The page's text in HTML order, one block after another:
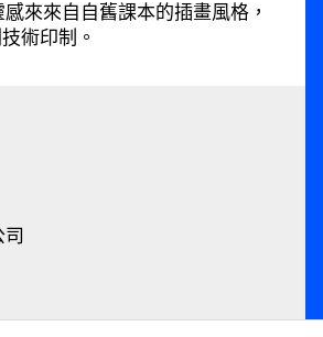
來來⾃自舊課本的插畫風格，
術印制。